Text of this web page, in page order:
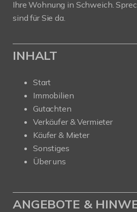
Ihre Wohnung in Schweich.
sind für Sie da.
INHALT
Start
Immobilien
Gutachten
Verkäufer & Vermieter
Käufer & Mieter
Sonstiges
Über uns
ANGEBOTE &